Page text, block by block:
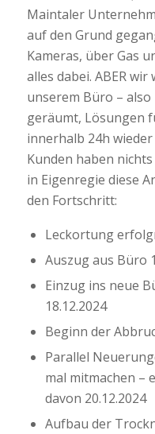
Maintaler
auf den Grund
Kameras, über Gas
alles dabei. ABER
unserem Büro –
geräumt, Lösungen
innerhalb 24h
Kunden haben
in Eigenregie diese
den Fortschritt:
Leckortung
Auszug aus Büro
Einzug ins neue
18.12.2024
Beginn der
Parallel
mal mitmachen –
davon 20.12.2024
Aufbau der